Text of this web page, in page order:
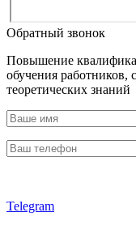
Обратный звонок
Повышение
обучения
теоретических знаний
Telegram